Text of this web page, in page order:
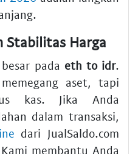
Stabilitas Harga
pada eth to idr.
aset, tapi
kas. Jika Anda
dalam transaksi,
dari JualSaldo.com
membantu Anda